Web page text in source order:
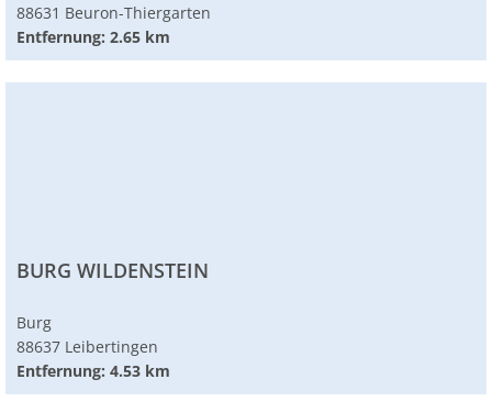
88631 Beuron-Thiergarten
Entfernung: 2.65 km
BURG WILDENSTEIN
Burg
88637 Leibertingen
Entfernung: 4.53 km